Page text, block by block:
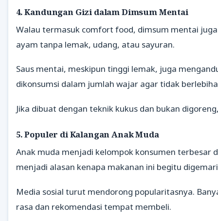
4. Kandungan Gizi dalam Dimsum Mentai
Walau termasuk comfort food, dimsum mentai
ayam tanpa lemak, udang, atau sayuran.
Saus mentai, meskipun tinggi lemak, juga
dikonsumsi dalam jumlah wajar agar tidak
Jika dibuat dengan teknik kukus dan bukan
5. Populer di Kalangan Anak Muda
Anak muda menjadi kelompok konsumen
menjadi alasan kenapa makanan ini begitu
Media sosial turut mendorong popularitasnya.
rasa dan rekomendasi tempat membeli.